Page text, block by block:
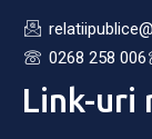
0268 258 006
Link-uri